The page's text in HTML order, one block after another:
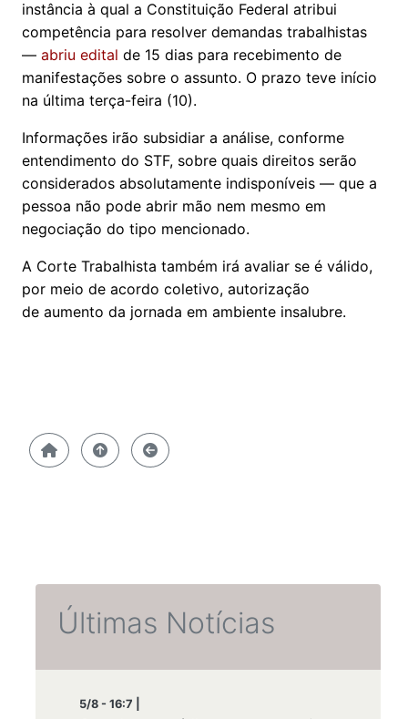
instância à qual a Constituição Federal atribui
competência para resolver demandas trabalhistas
— abriu edital de 15 dias para recebimento de
manifestações sobre o assunto. O prazo teve início
na última terça-feira (10).
Informações irão subsidiar a análise, conforme
entendimento do STF, sobre quais direitos serão
considerados absolutamente indisponíveis — que a
pessoa não pode abrir mão nem mesmo em
negociação do tipo mencionado.
A Corte Trabalhista também irá avaliar se é válido,
por meio de acordo coletivo, autorização
de aumento da jornada em ambiente insalubre.
Últimas Notícias
5/8 - 16:7 |